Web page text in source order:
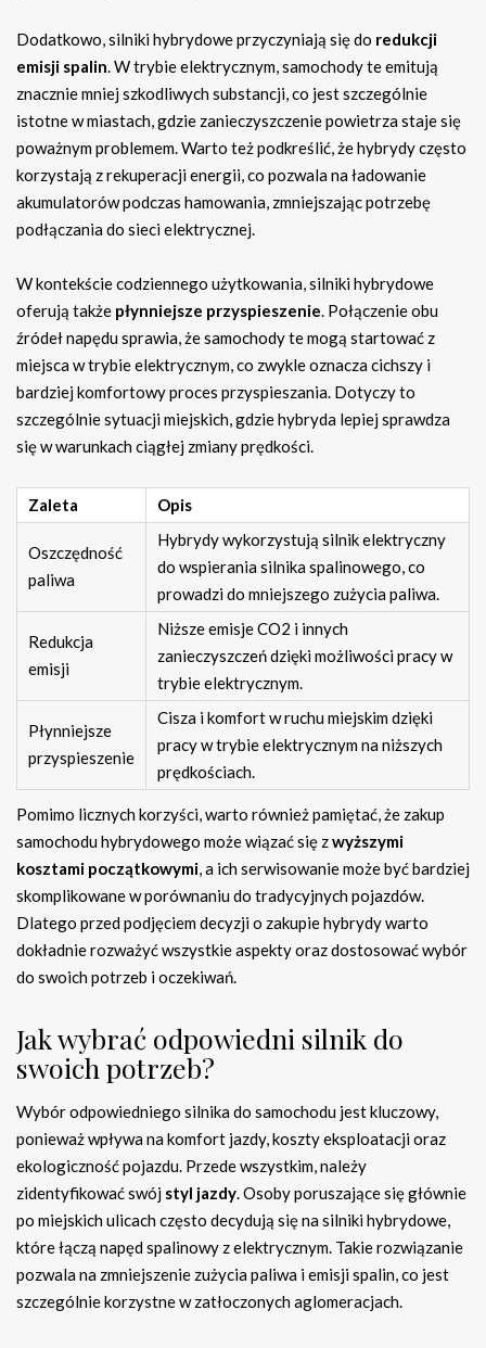
Dodatkowo, silniki hybrydowe przyczyniają się do redukcji
emisji spalin. W trybie elektrycznym, samochody te emitują
znacznie mniej szkodliwych substancji, co jest szczególnie
istotne w miastach, gdzie zanieczyszczenie powietrza staje się
poważnym problemem. Warto też podkreślić, że hybrydy często
korzystają z rekuperacji energii, co pozwala na ładowanie
akumulatorów podczas hamowania, zmniejszając potrzebę
podłączania do sieci elektrycznej.
W kontekście codziennego użytkowania, silniki hybrydowe
oferują także płynniejsze przyspieszenie. Połączenie obu
źródeł napędu sprawia, że samochody te mogą startować z
miejsca w trybie elektrycznym, co zwykle oznacza cichszy i
bardziej komfortowy proces przyspieszania. Dotyczy to
szczególnie sytuacji miejskich, gdzie hybryda lepiej sprawdza
się w warunkach ciągłej zmiany prędkości.
Zaleta Opis
Oszczędność
paliwa
Hybrydy wykorzystują silnik elektryczny
do wspierania silnika spalinowego, co
prowadzi do mniejszego zużycia paliwa.
Redukcja
emisji
Niższe emisje CO2 i innych
zanieczyszczeń dzięki możliwości pracy w
trybie elektrycznym.
Płynniejsze
przyspieszenie
Cisza i komfort w ruchu miejskim dzięki
pracy w trybie elektrycznym na niższych
prędkościach.
Pomimo licznych korzyści, warto również pamiętać, że zakup
samochodu hybrydowego może wiązać się zwyższymi
kosztami początkowymi, a ich serwisowanie może być bardziej
skomplikowane w porównaniu do tradycyjnych pojazdów.
Dlatego przed podjęciem decyzji o zakupie hybrydy warto
dokładnie rozważyć wszystkie aspekty oraz dostosować wybór
do swoich potrzeb i oczekiwań.
Jak wybrać odpowiedni silnik do
swoich potrzeb?
Wybór odpowiedniego silnika do samochodu jest kluczowy,
ponieważ wpływa na komfort jazdy, koszty eksploatacji oraz
ekologiczność pojazdu. Przede wszystkim, należy
zidentyfikować swój styl jazdy. Osoby poruszające się głównie
po miejskich ulicach często decydują się na silniki hybrydowe,
które łączą napęd spalinowy z elektrycznym. Takie rozwiązanie
pozwala na zmniejszenie zużycia paliwa i emisji spalin, co jest
szczególnie korzystne w zatłoczonych aglomeracjach.